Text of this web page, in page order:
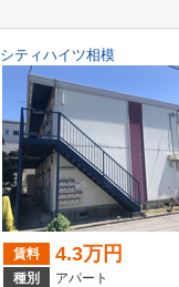
シティハイツ相模
賃料 4.3万円
種別
アパート